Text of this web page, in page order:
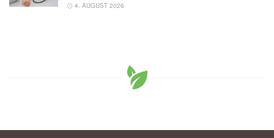
4. AUGUST 2026